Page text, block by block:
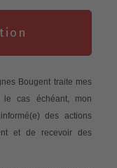
Bougent traite mes
cas échéant, mon
des actions
et de recevoir des